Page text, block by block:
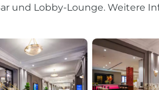
und Lobby-Lounge. Weitere